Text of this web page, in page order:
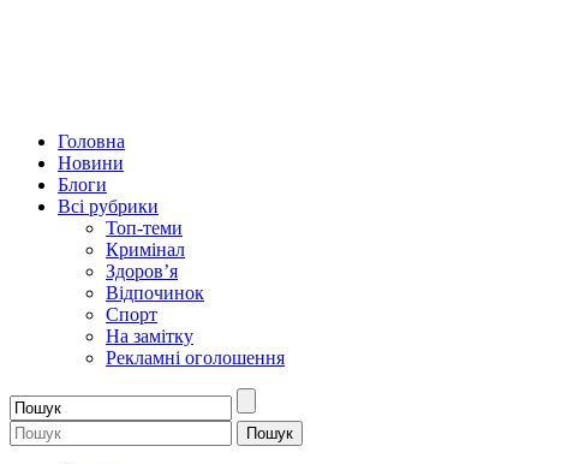
Головна
Новини
Блоги
Всі рубрики
Топ-теми
Кримінал
Здоров’я
Відпочинок
Спорт
На замітку
Рекламні оголошення